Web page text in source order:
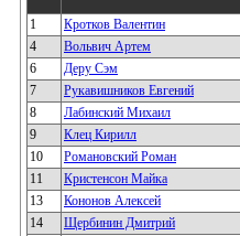
1
Кротков Валентин
4
Вольвич Артем
6
Деру Сэм
7
Рукавишников Евгений
8
Лабинский Михаил
9
Клец Кирилл
10
Романовский Роман
11
Кристенсон Майка
13
Кононов Алексей
14
Щербинин Дмитрий